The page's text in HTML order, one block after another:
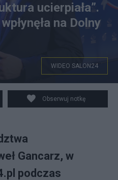
Paweł
ucierpiała”.
na Dolny
WIDEO SALON24
Obserwuj notkę
Gancarz, w
podczas